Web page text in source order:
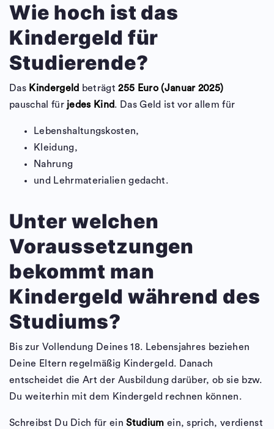
Wie hoch ist das
Kindergeld für
Studierende?
Das Kindergeld beträgt255 Euro (Januar 2025)
pauschal für jedes Kind. Das Geld ist vor allem für
Lebenshaltungskosten,
Kleidung,
Nahrung
und Lehrmaterialien gedacht.
Unter welchen
Voraussetzungen
bekommt man
Kindergeld während des
Studiums?
Bis zur Vollendung Deines 18. Lebensjahres beziehen
Deine Eltern regelmäßig Kindergeld. Danach
entscheidet die Art der Ausbildung darüber, ob sie bzw.
Du weiterhin mit dem Kindergeld rechnen können.
Schreibst Du Dich für einStudium ein, sprich, verdienst